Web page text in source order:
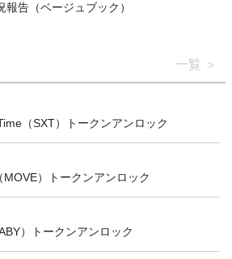
報告（ベージュブック）
一覧
（SXT）トークンアンロック
）トークンアンロック
）トークンアンロック